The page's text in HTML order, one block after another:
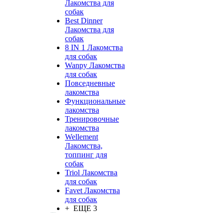
Лакомства для
собак
Best Dinner
Лакомства для
собак
8 IN 1 Лакомства
для собак
Wanpy Лакомства
для собак
Повседневные
лакомства
Функциональные
лакомства
Тренировочные
лакомства
Wellement
Лакомства,
топпинг для
собак
Triol Лакомства
для собак
Favet Лакомства
для собак
+ ЕЩЕ 3